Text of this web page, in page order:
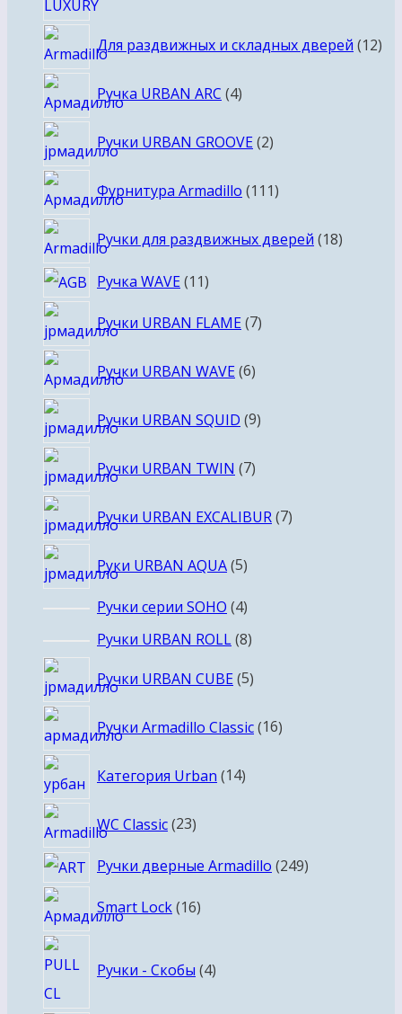
Для раздвижных и складных дверей 1212
Ручка URBAN ARC 44
Ручки URBAN GROOVE 22
Фурнитура Armadillo 111111
Ручки для раздвижных дверей 1818
Ручка WAVE 1111
Ручки URBAN FLAME 77
Ручки URBAN WAVE 66
Ручки URBAN SQUID 99
Ручки URBAN TWIN 77
Ручки URBAN EXCALIBUR 77
Руки URBAN AQUA 55
Ручки серии SOHO 44
товара
Ручки URBAN ROLL 88
товаров
Ручки URBAN CUBE 55
Ручки Armadillo Classic 1616
Категория Urban 1414
WC Classic 2323
Ручки дверные Armadillo 249249
Smart Lock 1616
Ручки - Скобы 4товара